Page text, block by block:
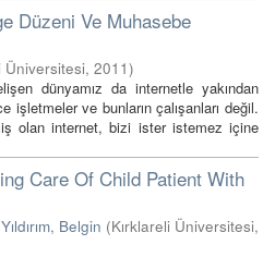
Düzeni Ve Muhasebe
Üniversitesi, 2011)
dünyamız da internetle yakından
işletmeler ve bunların çalışanları değil.
olan internet, bizi ister istemez içine
Care Of Child Patient With
Yıldırım, Belgin (Kırklareli Üniversitesi,